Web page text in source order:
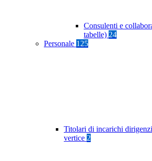
Consulenti e
tabelle) 24
Personale 125
Titolari di incarichi
vertice 2